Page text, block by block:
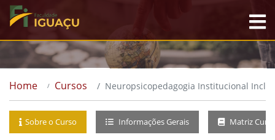
Home Cursos Neuropsicopedagogia Institucional
Sobre o Curso Informações Gerais Matriz